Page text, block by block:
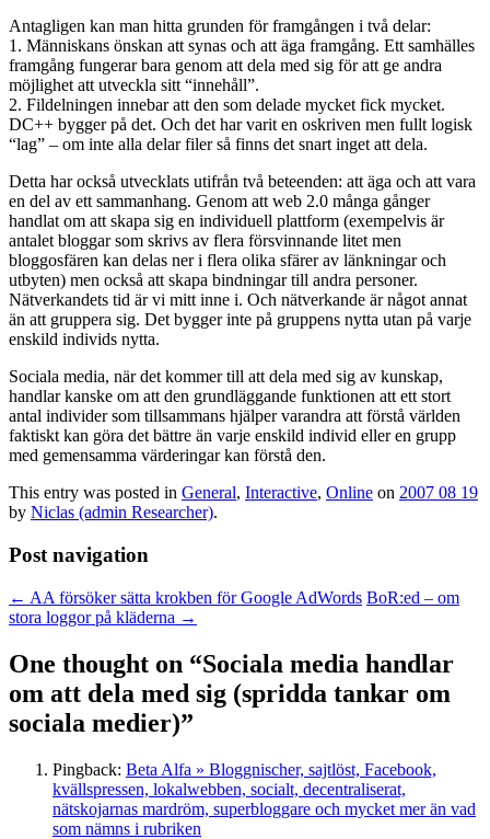
Antagligen kan man hitta grunden för framgången i två delar:
1. Människans önskan att synas och att äga framgång. Ett samhälles
framgång fungerar bara genom att dela med sig för att ge andra
möjlighet att utveckla sitt “innehåll”.
2. Fildelningen innebar att den som delade mycket fick mycket.
DC++ bygger på det. Och det har varit en oskriven men fullt logisk
“lag” – om inte alla delar filer så finns det snart inget att dela.
Detta har också utvecklats utifrån två beteenden: att äga och att vara
en del av ett sammanhang. Genom att web 2.0 många gånger
handlat om att skapa sig en individuell plattform (exempelvis är
antalet bloggar som skrivs av flera försvinnande litet men
bloggosfären kan delas ner i flera olika sfärer av länkningar och
utbyten) men också att skapa bindningar till andra personer.
Nätverkandets tid är vi mitt inne i. Och nätverkande är något annat
än att gruppera sig. Det bygger inte på gruppens nytta utan på varje
enskild individs nytta.
Sociala media, när det kommer till att dela med sig av kunskap,
handlar kanske om att den grundläggande funktionen att ett stort
antal individer som tillsammans hjälper varandra att förstå världen
faktiskt kan göra det bättre än varje enskild individ eller en grupp
med gemensamma värderingar kan förstå den.
This entry was posted in General, Interactive, Online on 2007 08 19
by Niclas (admin Researcher).
Post navigation
← AA försöker sätta krokben för Google AdWords BoR:ed – om
stora loggor på kläderna →
One thought on “Sociala media handlar
om att dela med sig (spridda tankar om
sociala medier)”
Pingback: Beta Alfa » Bloggnischer, sajtlöst, Facebook,
kvällspressen, lokalwebben, socialt, decentraliserat,
nätskojarnas mardröm, superbloggare och mycket mer än vad
som nämns i rubriken